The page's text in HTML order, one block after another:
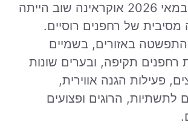
בבוקר ה-13 במאי 2026 אוקראינה שוב הייתה
של רחפנים רוסיים.
התפשטה באזורים, בשמיים
רחפנים תקיפה, ובערים שונות
פעילות הגנה אווירית,
לתשתיות, הרוגים ופצועים